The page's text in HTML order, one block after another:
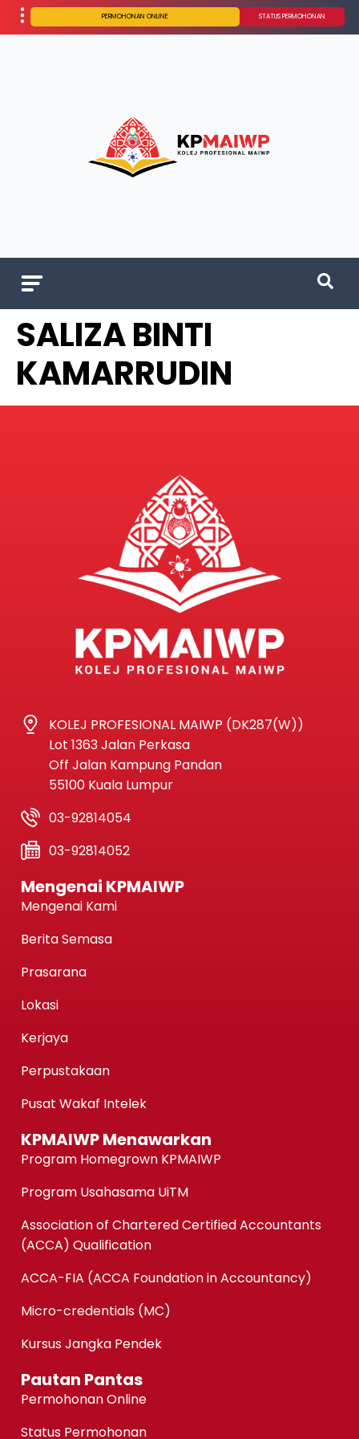
PERMOHONAN ONLINE STATUS PERMOHONAN
SALIZA BINTI
KAMARRUDIN
KOLEJ PROFESIONAL MAIWP (DK287(W))
Lot 1363 Jalan Perkasa
Off Jalan Kampung Pandan
55100 Kuala Lumpur
03-92814054
03-92814052
Mengenai KPMAIWP
Mengenai Kami
Berita Semasa
Prasarana
Lokasi
Kerjaya
Perpustakaan
Pusat Wakaf Intelek
KPMAIWP Menawarkan
Program Homegrown KPMAIWP
Program Usahasama UiTM
Association of Chartered Certified Accountants
(ACCA) Qualification
ACCA-FIA (ACCA Foundation in Accountancy)
Micro-credentials (MC)
Kursus Jangka Pendek
Pautan Pantas
Permohonan Online
Status Permohonan